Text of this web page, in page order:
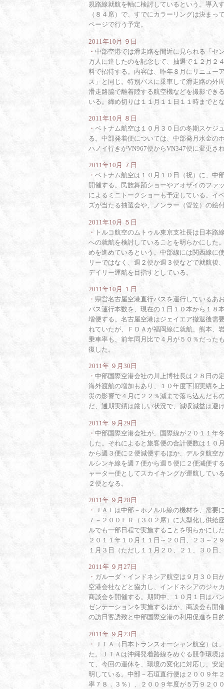
規路線就航を軸に検討しているという。導入
（８４席）で、すでにカラーリングは決ま
ページで行う予定。
2011年10月 ９日
・ 中部空港では滑走路を間近に見られる「セ
万人に達したのを記念して、抽選で１２月２
料で招待する。内容は、昨年８月にリニュー
ス」と同じ。特別バスに乗車して滑走路の外
滑走路脇で離着陸する航空機などを撮影でき
いる。締め切りは１１月１１日１１時までと
2011年10月 ８日
・ ベトナム航空は１０月３０日の冬期スケジ
る。中部発着便については、中部発月水金の
ハノイ行きがVN967便からVN347便に変更さ
2011年10月 ７日
・ ベトナム航空は１０月１０日（祝）に、中
開催する。民族舞踊ショーやアオザイのファ
によるミニトークショーも予定している。イ
ズが当たる抽選会や、ノンラー（管笠）の絵
2011年10月 ５日
・
トルコ航空のムトゥル東京支社長は日本
への就航を検討していることを明らかにした
めを進めているという。中部線には関西線に
リーではなく、週２便か週３便などで就航後
デイリー運航を目指すとしている。
2011年10月 １日
・ 県営名古屋空港直行バスを運行しているあ
バス運行本数を、現在の１日１０本から１８
増便する。名古屋空港はジェイエア撤退後需
れていたが、ＦＤＡが福岡線に就航、熊本、
乗車率も、前年同月比で４月が５０％だった
復した。
2011年 ９月30日
・ 中部国際空港会社の川上博社長は２８日の
海外渡航の増加もあり、１０年度下期実績を
災の影響で４月に２２％減まで落ち込んだも
だ、通期実績は厳しい状況で、減収減益は避
2011年 ９月29日
・ 中部国際空港会社が、国際線が２０１１年
した。それによると旅客便の合計便数は１０
から週３便に２便減便するほか、デルタ航空
ルシンキ線を週７便から週５便に２便減便す
ャーター便としてスカイキングが運航してい
２便となる。
2011年 ９月28日
・ ＪＡＬは中部－ホノルル線の機材を、需要
７－２００ＥＲ（３０２席）に大型化し供給
ルでも一部日程で実施することを明らかにし
２０１１年１０月１１日～２０日、２３～２
１月３日（ただし１１月２０、２１、３０日
2011年 ９月27日
・ ガルーダ・インドネシア航空は９月３０日
空港会社などと協力し、インドネシアのジャ
商談会を開催する。期間中、１０月１日はバ
ゼンテーションを実施するほか、商談会も開
の訪日客誘致と中部国際空港の利用促進を目
2011年 ９月23日
・
ＪＴＡ（日本トランスオーシャン航空）
た。ＪＴＡは沖縄発着路線をめぐる競争環境
て、今回の運休を、環境の変化に対応し、安
明している。中部－石垣直行便は２００９年
率７８．３％）、２００９年度が５万９２０